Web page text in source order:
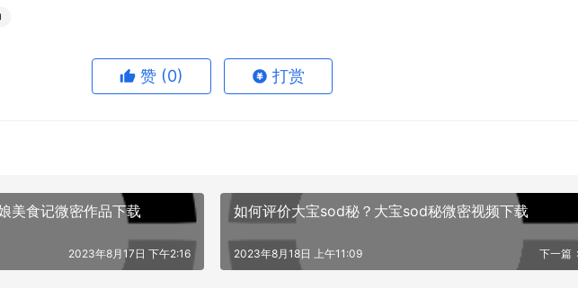
，透过照片默默地欣赏，也是一种美妙的享受。这种冷静而独特的神情，让人着迷。即使
赞 (0) 打赏
美食记微密作品下载
2023年8月17日 下午2:16
如何评价大宝sod秘？大宝sod秘微密视频下载
下一篇
2023年8月18日 上午11:09